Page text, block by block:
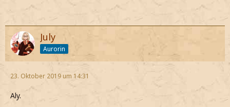
July
Aurorin
23. Oktober 2019 um 14:31
Aly.